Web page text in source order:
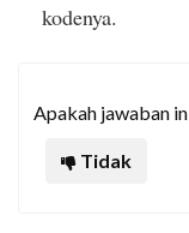
kodenya.
Apakah jawaban
Tidak